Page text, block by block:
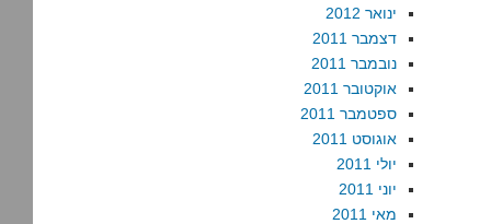
ינואר 2012
דצמבר 2011
נובמבר 2011
אוקטובר 2011
ספטמבר 2011
אוגוסט 2011
יולי 2011
יוני 2011
מאי 2011